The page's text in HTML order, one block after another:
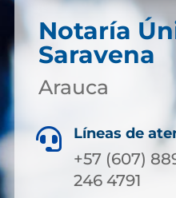
Notaría
Saravena
Arauca
 Líneas de
+57 (607)
246 4791